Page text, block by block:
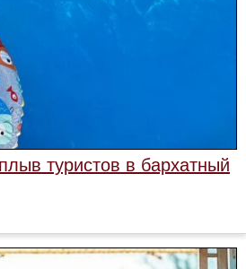
туристов в бархатный